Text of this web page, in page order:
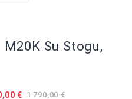
Su Stogu,
€ 1 790,00 €